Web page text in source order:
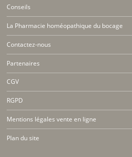
Conseils
La Pharmacie homéopathique du bocage
Contactez-nous
Partenaires
CGV
RGPD
Mentions légales vente en ligne
Plan du site